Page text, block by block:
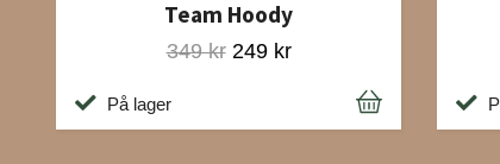
Team Hoody
349 kr 249 kr
På lager